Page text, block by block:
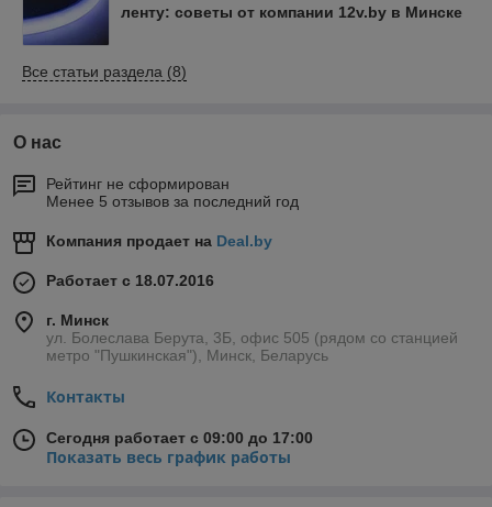
ленту: советы от компании 12v.by в Минске
Все статьи раздела (8)
О нас
Рейтинг не сформирован
Менее 5 отзывов за последний год
Компания продает на Deal.by
Работает с 18.07.2016
г. Минск
ул. Болеслава Берута, 3Б, офис 505 (рядом со станцией
метро "Пушкинская"), Минск, Беларусь
Контакты
Сегодня работает с 09:00 до 17:00
Показать весь график работы